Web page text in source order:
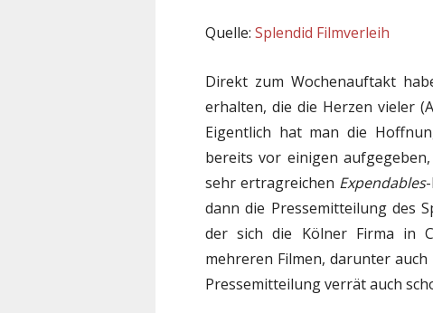
Quelle: Splendid Filmverleih
Direkt zum Wochenauftakt
erhalten, die die Herzen vieler
Eigentlich hat man die
bereits vor einigen
sehr ertragreichen Expendables
dann die Pressemitteilung des
der sich die Kölner Firma in
mehreren Filmen, darunter auch
Pressemitteilung verrät auch